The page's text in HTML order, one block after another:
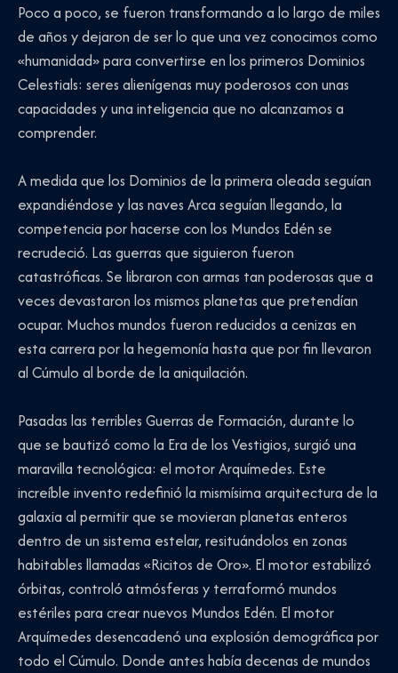
Poco a poco, se fueron transformando a lo largo de miles
de años y dejaron de ser lo que una vez conocimos como
«humanidad» para convertirse en los primeros Dominios
Celestials: seres alienígenas muy poderosos con unas
capacidades y una inteligencia que no alcanzamos a
comprender.
A medida que los Dominios de la primera oleada seguían
expandiéndose y las naves Arca seguían llegando, la
competencia por hacerse con los Mundos Edén se
recrudeció. Las guerras que siguieron fueron
catastróficas. Se libraron con armas tan poderosas que a
veces devastaron los mismos planetas que pretendían
ocupar. Muchos mundos fueron reducidos a cenizas en
esta carrera por la hegemonía hasta que por fin llevaron
al Cúmulo al borde de la aniquilación.
Pasadas las terribles Guerras de Formación, durante lo
que se bautizó como la Era de los Vestigios, surgió una
maravilla tecnológica: el motor Arquímedes. Este
increíble invento redefinió la mismísima arquitectura de la
galaxia al permitir que se movieran planetas enteros
dentro de un sistema estelar, resituándolos en zonas
habitables llamadas «Ricitos de Oro». El motor estabilizó
órbitas, controló atmósferas y terraformó mundos
estériles para crear nuevos Mundos Edén. El motor
Arquímedes desencadenó una explosión demográfica por
todo el Cúmulo. Donde antes había decenas de mundos